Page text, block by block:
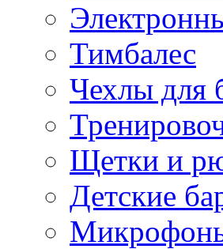
Тимбалес
Чехлы для
Щетки и
Детские